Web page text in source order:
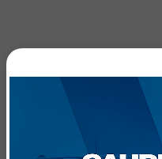
Contactese